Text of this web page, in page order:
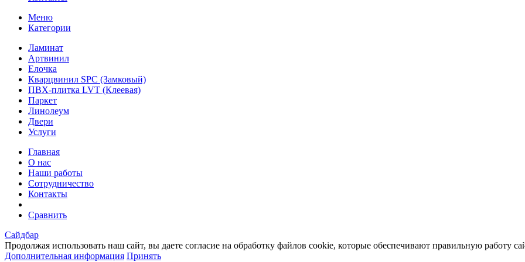
Меню
Категории
Ламинат
Артвинил
Елочка
Кварцвинил SPC (Замковый)
ПВХ-плитка LVT (Клеевая)
Паркет
Линолеум
Двери
Услуги
Главная
О нас
Наши работы
Сотрудничество
Контакты
Сравнить
Сайдбар
Продолжая использовать наш сайт, вы даете согласие на обработку файлов cookie, которые обеспечивают правильную работу
Дополнительная информация Принять